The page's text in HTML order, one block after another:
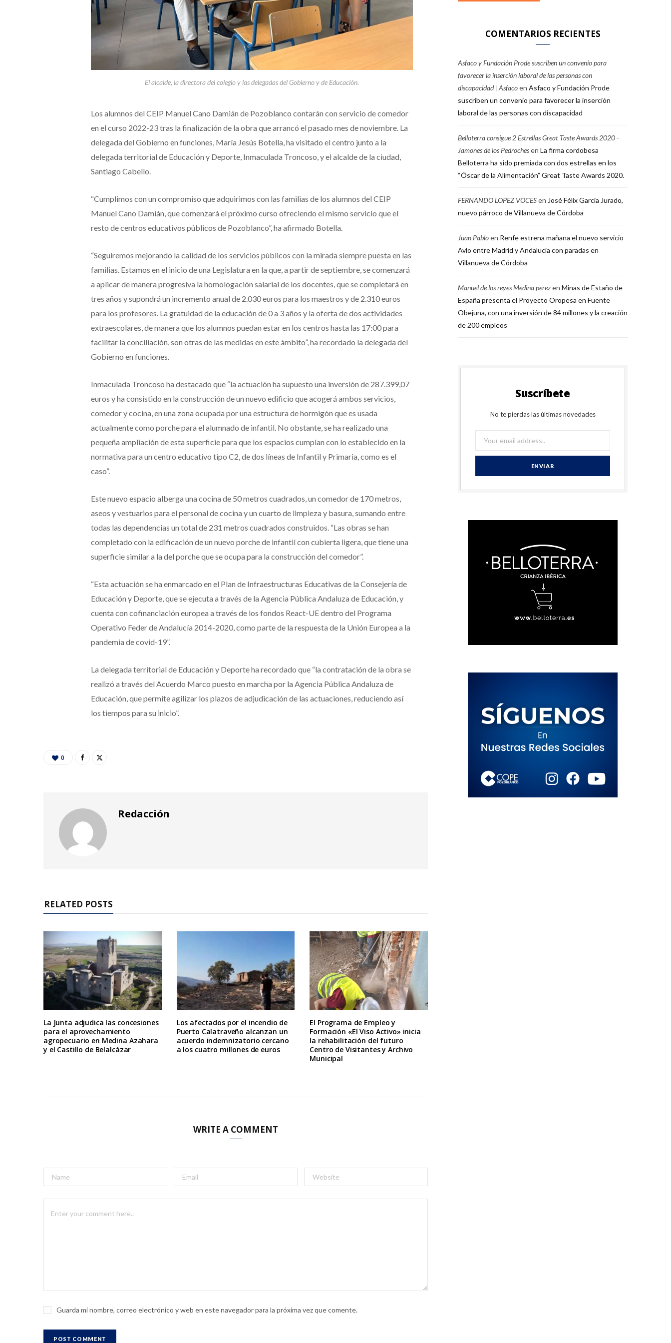
El alcalde, la directora del colegio y las delegadas del Gobierno y de Educación.
Los alumnos del CEIP Manuel Cano Damián de Pozoblanco contarán con servicio de comedor
en el curso 2022-23 tras la finalización de la obra que arrancó el pasado mes de noviembre. La
delegada del Gobierno en funciones, María Jesús Botella, ha visitado el centro junto a la
delegada territorial de Educación y Deporte, Inmaculada Troncoso, y el alcalde de la ciudad,
Santiago Cabello.
“Cumplimos con un compromiso que adquirimos con las familias de los alumnos del CEIP
Manuel Cano Damián, que comenzará el próximo curso ofreciendo el mismo servicio que el
resto de centros educativos públicos de Pozoblanco”, ha afirmado Botella.
“Seguiremos mejorando la calidad de los servicios públicos con la mirada siempre puesta en las
familias. Estamos en el inicio de una Legislatura en la que, a partir de septiembre, se comenzará
a aplicar de manera progresiva la homologación salarial de los docentes, que se completará en
tres años y supondrá un incremento anual de 2.030 euros para los maestros y de 2.310 euros
para los profesores. La gratuidad de la educación de 0 a 3 años y la oferta de dos actividades
extraescolares, de manera que los alumnos puedan estar en los centros hasta las 17:00 para
facilitar la conciliación, son otras de las medidas en este ámbito”, ha recordado la delegada del
Gobierno en funciones.
Inmaculada Troncoso ha destacado que “la actuación ha supuesto una inversión de 287.399,07
euros y ha consistido en la construcción de un nuevo edificio que acogerá ambos servicios,
comedor y cocina, en una zona ocupada por una estructura de hormigón que es usada
actualmente como porche para el alumnado de infantil. No obstante, se ha realizado una
pequeña ampliación de esta superficie para que los espacios cumplan con lo establecido en la
normativa para un centro educativo tipo C2, de dos líneas de Infantil y Primaria, como es el
caso”.
Este nuevo espacio alberga una cocina de 50 metros cuadrados, un comedor de 170 metros,
aseos y vestuarios para el personal de cocina y un cuarto de limpieza y basura, sumando entre
todas las dependencias un total de 231 metros cuadrados construidos. “Las obras se han
completado con la edificación de un nuevo porche de infantil con cubierta ligera, que tiene una
superficie similar a la del porche que se ocupa para la construcción del comedor”.
“Esta actuación se ha enmarcado en el Plan de Infraestructuras Educativas de la Consejería de
Educación y Deporte, que se ejecuta a través de la Agencia Pública Andaluza de Educación, y
cuenta con cofinanciación europea a través de los fondos React-UE dentro del Programa
Operativo Feder de Andalucía 2014-2020, como parte de la respuesta de la Unión Europea a la
pandemia de covid-19”.
La delegada territorial de Educación y Deporte ha recordado que “la contratación de la obra se
realizó a través del Acuerdo Marco puesto en marcha por la Agencia Pública Andaluza de
Educación, que permite agilizar los plazos de adjudicación de las actuaciones, reduciendo así
los tiempos para su inicio”.
0
Redacción
RELATED POSTS
La Junta adjudica las concesiones
para el aprovechamiento
agropecuario en Medina Azahara
y el Castillo de Belalcázar
Los afectados por el incendio de
Puerto Calatraveño alcanzan un
acuerdo indemnizatorio cercano
a los cuatro millones de euros
El Programa de Empleo y
Formación «El Viso Activo» inicia
la rehabilitación del futuro
Centro de Visitantes y Archivo
Municipal
WRITE A COMMENT
Guarda mi nombre, correo electrónico y web en este navegador para la próxima vez que comente.
COMENTARIOS RECIENTES
Asfaco y Fundación Prode suscriben un convenio para
favorecer la inserción laboral de las personas con
discapacidad | Asfacoen Asfaco y Fundación Prode
suscriben un convenio para favorecer la inserción
laboral de las personas con discapacidad
Belloterra consigue 2 Estrellas Great Taste Awards 2020 -
Jamones de los Pedrochesen La firma cordobesa
Belloterra ha sido premiada con dos estrellas en los
“Óscar de la Alimentación” Great Taste Awards 2020.
FERNANDO LOPEZ VOCESen José Félix García Jurado,
nuevo párroco de Villanueva de Córdoba
Juan Pabloen Renfe estrena mañana el nuevo servicio
Avlo entre Madrid y Andalucía con paradas en
Villanueva de Córdoba
Manuel de los reyes Medina perezen Minas de Estaño de
España presenta el Proyecto Oropesa en Fuente
Obejuna, con una inversión de 84 millones y la creación
de 200 empleos
Suscríbete
No te pierdas las últimas novedades